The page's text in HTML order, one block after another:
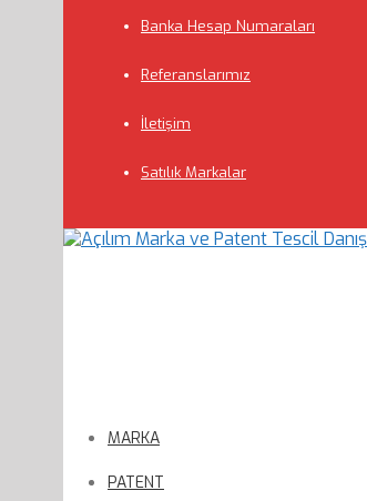
Banka Hesap Numaraları
Referanslarımız
İletişim
Satılık Markalar
MARKA
PATENT